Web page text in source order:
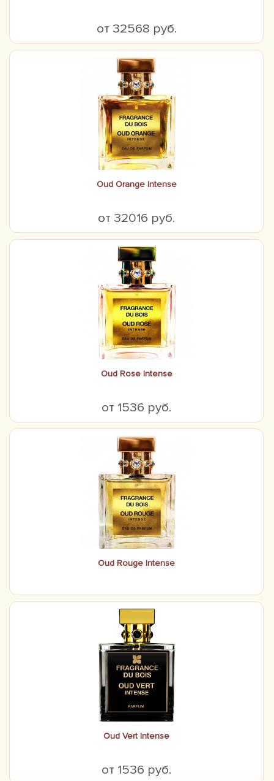
от 32568 руб.
Oud Orange Intense
от 32016 руб.
Oud Rose Intense
от 1536 руб.
Oud Rouge Intense
Oud Vert Intense
от 1536 руб.